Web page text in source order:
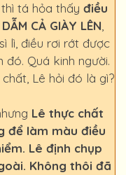
tá hỏa thấy điều
CẢ GIÀY LÊN
lì, điều rơi rớt được
Quá kinh người.
Lê hỏi đó là gì?
Lê thực chất
để làm màu điều
Lê định chụp
Không thôi đã